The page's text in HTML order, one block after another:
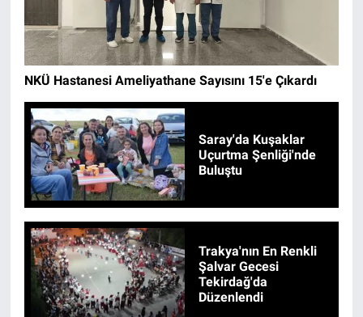
NKÜ Hastanesi Ameliyathane Sayısını 15'e Çıkardı
Saray'da Kuşaklar
Uçurtma Şenliği'nde
Buluştu
Trakya'nın En Renkli
Şalvar Gecesi
Tekirdağ'da
Düzenlendi